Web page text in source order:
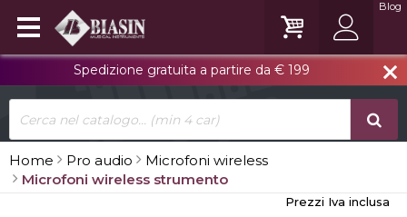
close
Spedizione gratuita a partire da € 199
Blog
Home Pro audio
Microfoni wireless
Microfoni wireless strumento
Prezzi Iva inclusa